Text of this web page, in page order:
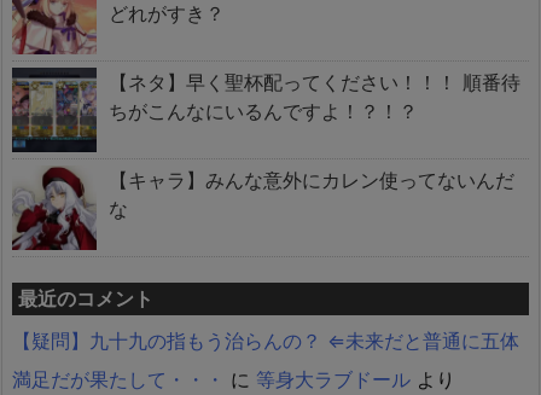
どれがすき？
【ネタ】早く聖杯配ってください！！！ 順番待
ちがこんなにいるんですよ！？！？
【キャラ】みんな意外にカレン使ってないんだ
な
最近のコメント
【疑問】九十九の指もう治らんの？ ⇐未来だと普通に五体
満足だが果たして・・・ に 等身大ラブドール より